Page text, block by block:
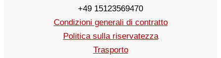
+49 15123569470
Condizioni generali di contratto
Politica sulla riservatezza
Trasporto